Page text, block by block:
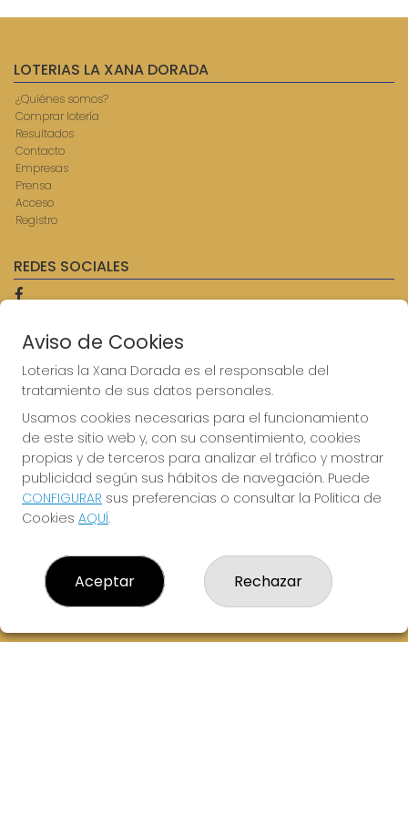
LOTERIAS LA XANA DORADA
¿Quiénes somos?
Comprar lotería
Resultados
Contacto
Empresas
Prensa
Acceso
Registro
REDES SOCIALES
CONTACTO
ADMINISTRACION DE LOTERIAS: 9-AVILES - RECEPTOR
OFICIAL: 57750
Clica aquí para contactar por WhatsApp
614069067
info@laxanadorada.com
Fernandez Balsera 26 bajo
Aviles, 33402
(Asturias) España
LEGAL
Aviso Legal
Política de Privacidad
Condiciones de Compra
Aviso de Cookies
Loterias la Xana Dorada es el responsable del
tratamiento de sus datos personales.
Usamos cookies necesarias para el funcionamiento
de este sitio web y, con su consentimiento, cookies
propias y de terceros para analizar el tráfico y mostrar
publicidad según sus hábitos de navegación. Puede
CONFIGURAR sus preferencias o consultar la Política de
Cookies AQUÍ.
Aceptar Rechazar